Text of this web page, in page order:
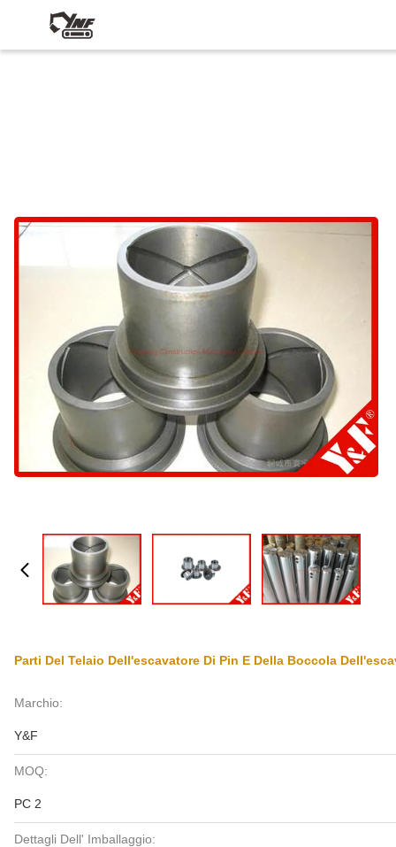
Parti Del Telaio Dell'escavatore Di Pin E Della Boccola
Marchio:
Y&F
MOQ:
PC 2
Dettagli Dell' Imballaggio: